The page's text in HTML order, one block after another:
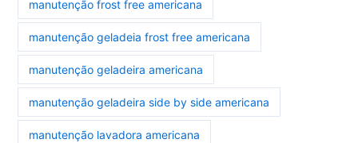
manutenção frost free americana
manutenção geladeia frost free americana
manutenção geladeira americana
manutenção geladeira side by side americana
manutenção lavadora americana